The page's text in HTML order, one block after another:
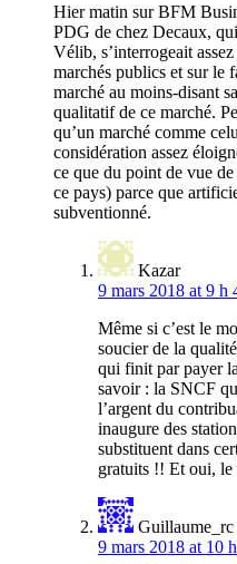
Hier matin sur BFM
PDG de chez Decaux,
Vélib, s’interrogeait
marchés publics et sur le
marché au moins-disant
qualitatif de ce marché.
qu’un marché comme
considération assez
ce que du point de vue
ce pays) parce que
subventionné.
Kazar
9 mars 2018 at 9 h
Même si c’est le
soucier de la
qui finit par payer
savoir : la SNCF
l’argent du
inaugure des
substituent dans
gratuits !! Et oui,
Guillaume_rc
9 mars 2018 at 10